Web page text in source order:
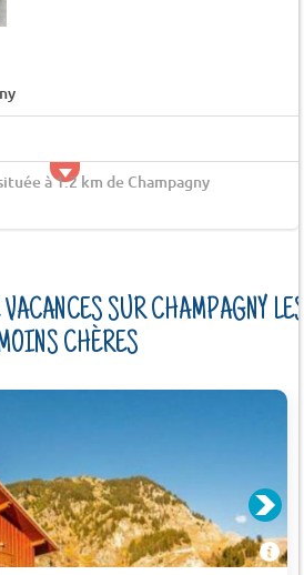
à 1.2 km de Champagny
SUR CHAMPAGNY
CHÈRES